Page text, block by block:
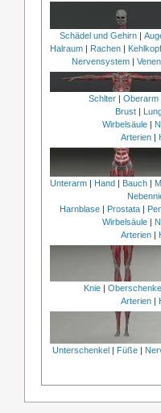
Schädel und Gehirn|
Halraum | Rachen | Kehlkopf
Nervensystem |
Schlter| Oberarm|
Brust|
Wirbelsäule
Arterien
Unterarm Hand Bauch
Harnblase| Prostata|
Wirbelsäule
Arterien
Knie Oberschenkel
Arterien
Unterschenkel Füße|